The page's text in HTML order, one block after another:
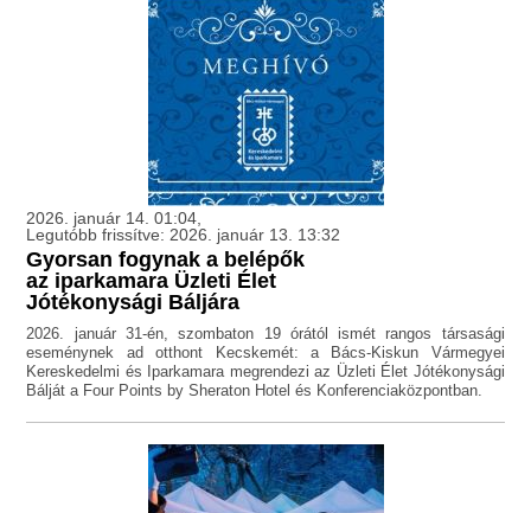
2026. január 14. 01:04,
Legutóbb frissítve: 2026. január 13. 13:32
Gyorsan fogynak a belépők
az iparkamara Üzleti Élet
Jótékonysági Báljára
2026. január 31-én, szombaton 19 órától ismét rangos társasági
eseménynek ad otthont Kecskemét: a Bács-Kiskun Vármegyei
Kereskedelmi és Iparkamara megrendezi az Üzleti Élet Jótékonysági
Bálját a Four Points by Sheraton Hotel és Konferenciaközpontban.